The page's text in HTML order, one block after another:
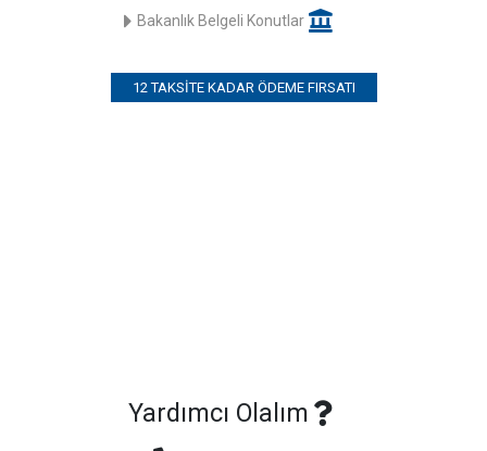
Bakanlık Belgeli Konutlar
12 TAKSITE KADAR ÖDEME FIRSATI
Yardımcı Olalım